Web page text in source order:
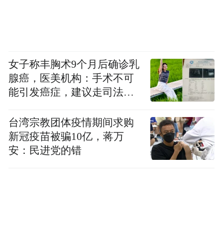
女子称丰胸术9个月后确诊乳
腺癌，医美机构：手术不可
能引发癌症，建议走司法途
台湾宗教团体疫情期间求购
新冠疫苗被骗10亿，蒋万
安：民进党的错